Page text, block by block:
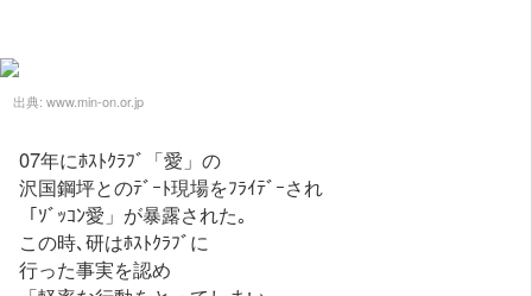
出典: www.min-on.or.jp
07年にﾎｽﾄｸﾗﾌﾞ「愛」の
沢国鋼坪とのﾃﾞｰﾄ現場をﾌﾗｲﾃﾞｰされ
「ｿﾞｯｺﾝ愛」が暴露された｡
この時､研はﾎｽﾄｸﾗﾌﾞに
行った事実を認め